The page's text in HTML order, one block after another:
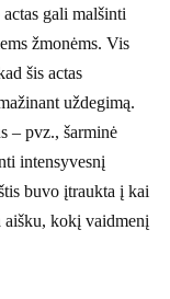
gali malšinti
žmonėms. Vis
šis actas
uždegimą.
– pvz., šarminė
intensyvesnį
buvo įtraukta į kai
aišku, kokį vaidmenį